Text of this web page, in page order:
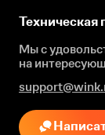
Техническая
Мы с
на